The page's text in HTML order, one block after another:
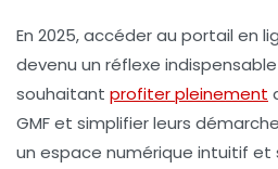
En 2025, accéder au portail en
devenu un réflexe
souhaitant profiter pleinement
GMF et simplifier leurs
un espace numérique intuitif et